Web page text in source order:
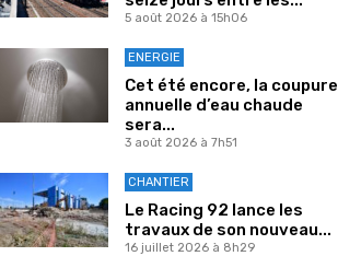
5 août 2026 à 15h06
ENERGIE
Cet été encore, la coupure
annuelle d’eau chaude
sera...
3 août 2026 à 7h51
CHANTIER
Le Racing 92 lance les
travaux de son nouveau...
16 juillet 2026 à 8h29